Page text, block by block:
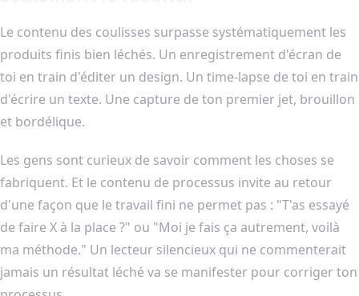
Le contenu des coulisses surpasse systématiquement les
produits finis bien léchés. Un enregistrement d'écran de
toi en train d'éditer un design. Un time-lapse de toi en train
d'écrire un texte. Une capture de ton premier jet, brouillon
et bordélique.
Les gens sont curieux de savoir comment les choses se
fabriquent. Et le contenu de processus invite au retour
d'une façon que le travail fini ne permet pas : "T'as essayé
de faire X à la place ?" ou "Moi je fais ça autrement, voilà
ma méthode." Un lecteur silencieux qui ne commenterait
jamais un résultat léché va se manifester pour corriger ton